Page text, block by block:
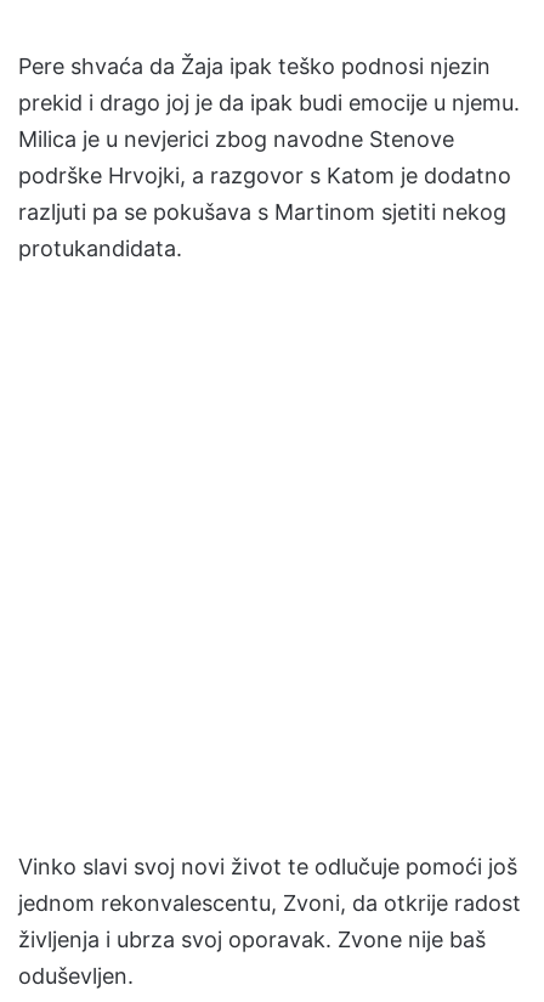
Pere shvaća da Žaja ipak teško podnosi njezin
prekid i drago joj je da ipak budi emocije u njemu.
Milica je u nevjerici zbog navodne Stenove
podrške Hrvojki, a razgovor s Katom je dodatno
razljuti pa se pokušava s Martinom sjetiti nekog
protukandidata.
Vinko slavi svoj novi život te odlučuje pomoći još
jednom rekonvalescentu, Zvoni, da otkrije radost
življenja i ubrza svoj oporavak. Zvone nije baš
oduševljen.